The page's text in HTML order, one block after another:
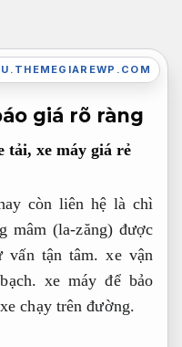
giá rõ ràng
tải, xe máy giá rẻ
còn liên hệ là chì
mâm (la-zăng) được
vấn tận tâm. xe vận
xe máy để bảo
chạy trên đường.